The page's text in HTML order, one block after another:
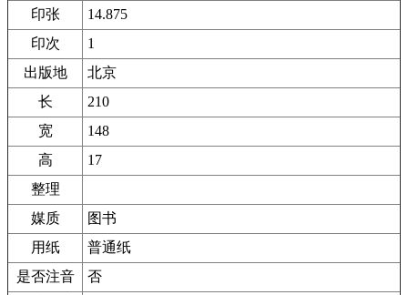
印张
14.875
印次
1
出版地
北京
长
210
宽
148
高
17
整理
媒质
图书
用纸
普通纸
是否注音
否